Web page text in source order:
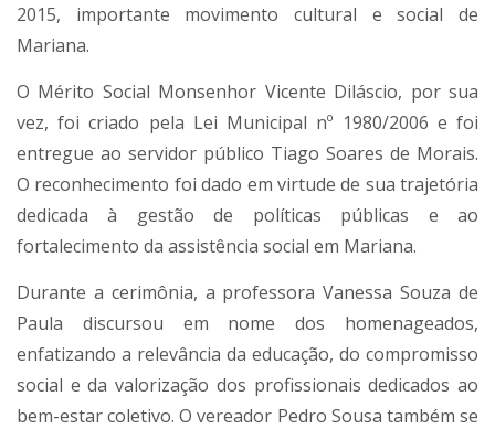
2015, importante movimento cultural e social de
Mariana.
O Mérito Social Monsenhor Vicente Diláscio, por sua
vez, foi criado pela Lei Municipal nº 1980/2006 e foi
entregue ao servidor público Tiago Soares de Morais.
O reconhecimento foi dado em virtude de sua trajetória
dedicada à gestão de políticas públicas e ao
fortalecimento da assistência social em Mariana.
Durante a cerimônia, a professora Vanessa Souza de
Paula discursou em nome dos homenageados,
enfatizando a relevância da educação, do compromisso
social e da valorização dos profissionais dedicados ao
bem-estar coletivo. O vereador Pedro Sousa também se